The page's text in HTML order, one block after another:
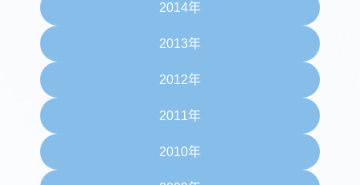
2014年
2013年
2012年
2011年
2010年